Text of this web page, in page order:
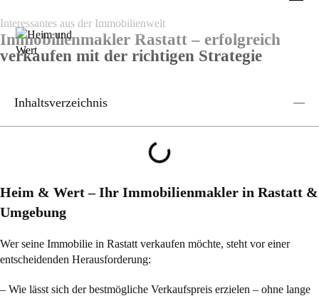
Interessantes aus der Immobilienwelt
Immobilienmakler Rastatt – erfolgreich
verkaufen mit der richtigen Strategie
Inhaltsverzeichnis
Heim & Wert – Ihr Immobilienmakler in Rastatt &
Umgebung
Wer seine Immobilie in Rastatt verkaufen möchte, steht vor einer
entscheidenden Herausforderung:
– Wie lässt sich der bestmögliche Verkaufspreis erzielen – ohne lange